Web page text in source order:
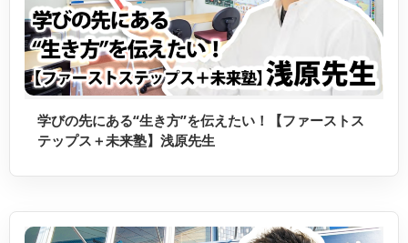
学びの先にある“生き方”を伝えたい！【ファーストス
テップス＋未来塾】浅原先生